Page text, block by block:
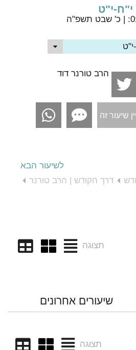
י"ט
הרב טורנר דוד
שיעור זה
לשיעור הבא
דרך הקודש | הרב טורנר
תצוגה
שיעורים אחרונים
תצוגה